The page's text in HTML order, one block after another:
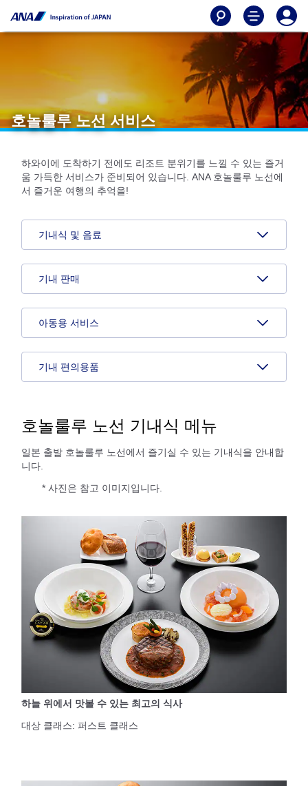
호놀룰루 노선 서비스
하와이에 도착하기 전에도 리조트 분위기를 느낄 수 있는 즐거
움 가득한 서비스가 준비되어 있습니다. ANA 호놀룰루 노선에
서 즐거운 여행의 추억을!
기내식 및 음료
기내 판매
아동용 서비스
기내 편의용품
호놀룰루 노선 기내식 메뉴
일본 출발 호놀룰루 노선에서 즐기실 수 있는 기내식을 안내합
니다.
* 사진은 참고 이미지입니다.
하늘 위에서 맛볼 수 있는 최고의 식사
대상 클래스: 퍼스트 클래스